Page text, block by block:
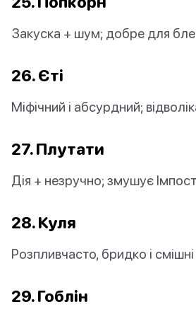
Закуска + шум; добре для
26. Єті
Міфічний і абсурдний;
27. Плутати
Дія + незручно; змушує
28. Куля
Розпливчасто, бридко і
29. Гоблін